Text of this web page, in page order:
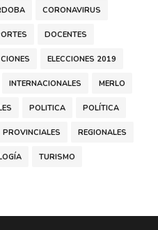
CORONAVIRUS
DOCENTES
ELECCIONES 2019
INTERNACIONALES MERLO
POLITICA POLÍTICA
PROVINCIALES REGIONALES
TURISMO